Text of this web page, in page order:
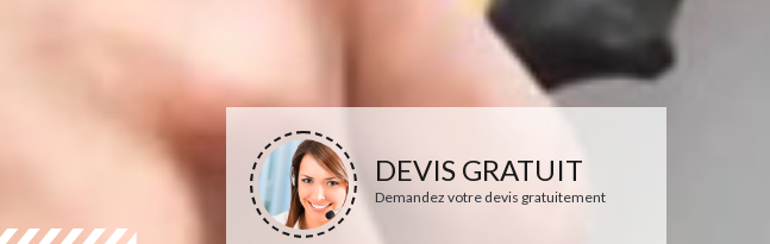
DEVIS GRATUIT
Demandez votre devis gratuitement